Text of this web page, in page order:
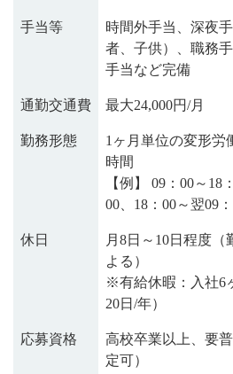
手当等
時間外手当、深夜
者、子供）、職務
手当など完備
通勤交通費 最大24,000円/月
勤務形態
1ヶ月単位の変形
時間
【例】 09：00～18
00、18：00～翌09
休日
月8日～10日程度（
よる）
※有給休暇：入社6
20日/年）
応募資格
高校卒業以上、要
定可）